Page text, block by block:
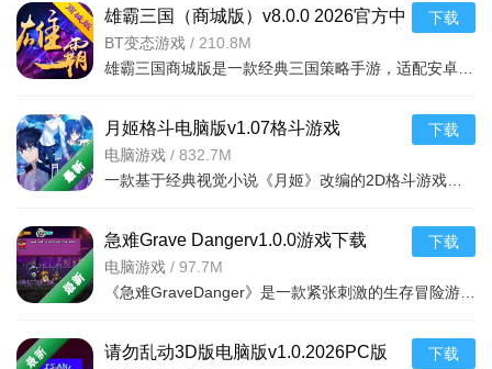
5、在YY频道的麦序模式里可以K歌，也有大咖艺人直播秀、
明星在线零距离，YY现场直播带你领略万人现场的澎湃，感受偶
像零距离的魅力
雄霸三国（商城版）v8.0.0 2026官方中
文版
BT变态游戏 / 210.8M
下载
月姬格斗电脑版v1.07格斗游戏
电脑游戏 / 832.7M
下载
急难Grave Dangerv1.0.0游戏下载
电脑游戏 / 97.7M
下载
请勿乱动3D版电脑版v1.0.2026PC版 下载